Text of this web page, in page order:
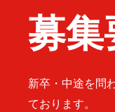
募集
新卒・中途を問
ております。